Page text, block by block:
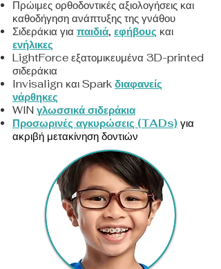
Πρώιμες ορθοδοντικές αξιολογήσεις και
καθοδήγηση ανάπτυξης της γνάθου
Σιδεράκια για παιδιά, εφήβους και
ενήλικες
LightForce εξατομικευμένα 3D-printed
σιδεράκια
Invisalign και Spark διαφανείς
νάρθηκες
WIN γλωσσικά σιδεράκια
Προσωρινές αγκυρώσεις (TADs) για
ακριβή μετακίνηση δοντιών